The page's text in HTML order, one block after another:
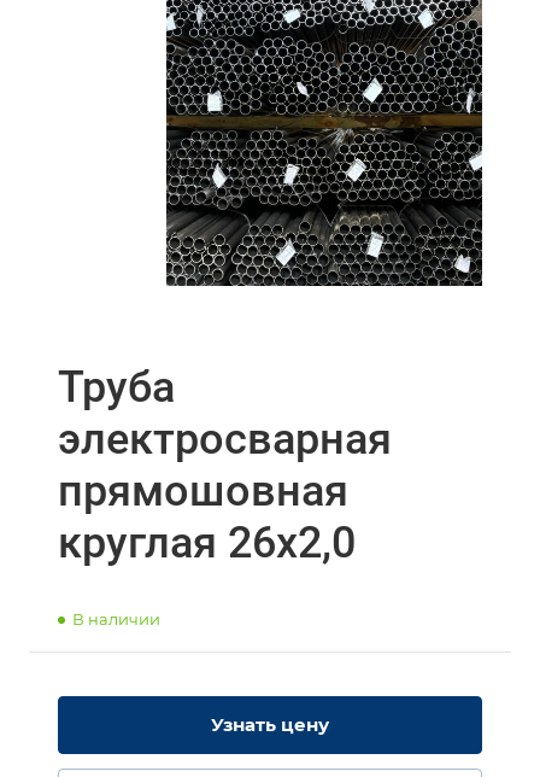
Труба
электросварная
прямошовная
круглая 26х2,0
В наличии
Узнать цену